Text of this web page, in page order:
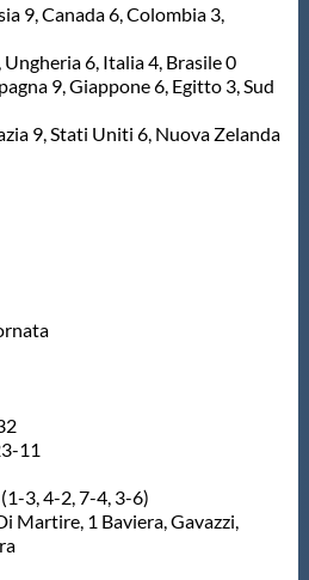
9, Canada 6, Colombia 3,
6, Italia 4, Brasile 0
9, Giappone 6, Egitto 3, Sud
9, Stati Uniti 6, Nuova Zelanda
11
3, 4-2, 7-4, 3-6)
Martire, 1 Baviera, Gavazzi,